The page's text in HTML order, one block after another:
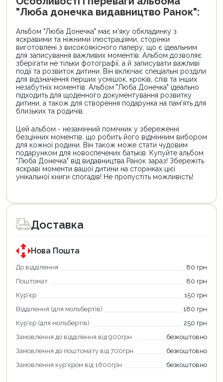
"Люба донечка видавництво Ранок":
Альбом "Люба Донечка" має м'яку обкладинку з
яскравими та ніжними ілюстраціями, сторінки
виготовлені з високоякісного паперу, що є ідеальним
для записування важливих моментів. Альбом дозволяє
зберігати не тільки фотографії, а й записувати важливі
події та розвиток дитини. Він включає спеціальні розділи
для відзначення перших усмішок, кроків, слів та інших
незабутніх моментів. Альбом "Люба Донечка" ідеально
підходить для щоденного документування розвитку
дитини, а також для створення подарунка на пам'ять для
близьких та родичів.
Цей альбом - незамінний помічник у збереженні
безцінних моментів, що робить його відмінним вибором
для кожної родини. Він також може стати чудовим
подарунком для новоспечених батьків. Купуйте альбом
"Люба Донечка" від видавництва Ранок зараз! Збережіть
яскраві моменти вашої дитини на сторінках цієї
унікальної книги спогадів! Не пропустіть можливість!
товар
для
покупки
державною
програмою
«Національний
кешбек».
покупку
«Національний
кешбек»
та
отримуйте
повернення
Економте
більше
-
Доставка
Нова Пошта
До відділення
80 грн
Поштомат
80 грн
Кур'єр
150 грн
Відділення (для мольбертів)
180 грн
Кур'єр (для мольбертів)
250 грн
Замовлення до відділення від 900грн
безкоштовно
Замовлення до поштомату від 700грн
безкоштовно
Замовлення кур'єром від 1600грн
безкоштовно